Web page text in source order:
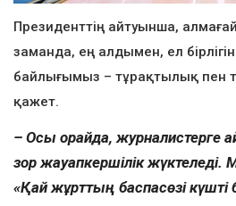
Президенттің айтуынша,
заманда, ең алдымен, ел
байлығымыз – тұрақтылық пен
қажет.
– Осы орайда, журналистерге
зор жауапкершілік
«Қай жұрттың баспасөзі